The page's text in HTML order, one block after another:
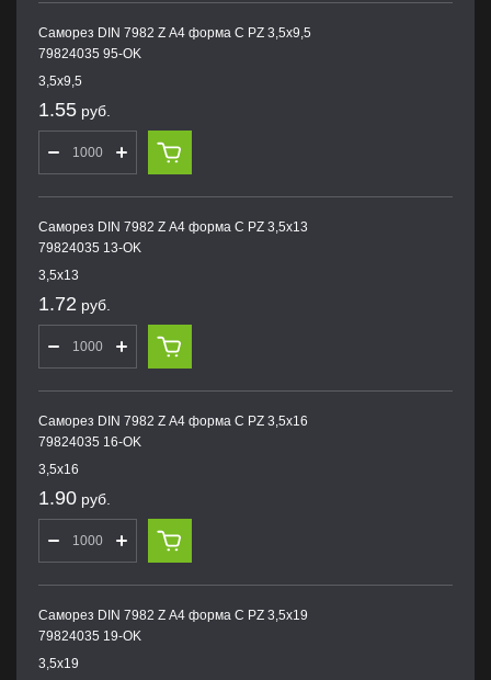
Саморез DIN 7982 Z А4 форма С PZ 3,5х9,5
79824035 95-OK
3,5х9,5
1.55 руб.
Саморез DIN 7982 Z А4 форма С PZ 3,5х13
79824035 13-OK
3,5х13
1.72 руб.
Саморез DIN 7982 Z А4 форма С PZ 3,5х16
79824035 16-OK
3,5х16
1.90 руб.
Саморез DIN 7982 Z А4 форма С PZ 3,5х19
79824035 19-OK
3,5х19